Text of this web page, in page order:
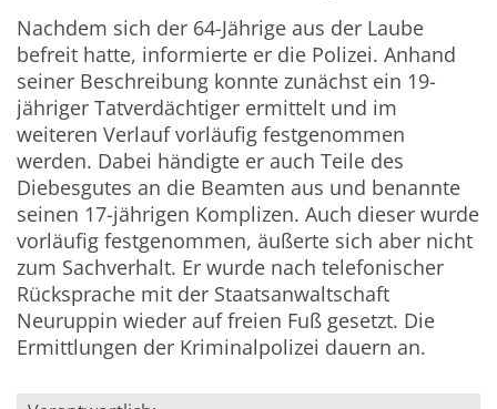
Nachdem sich der 64-Jährige aus der Laube
befreit hatte, informierte er die Polizei. Anhand
seiner Beschreibung konnte zunächst ein 19-
jähriger Tatverdächtiger ermittelt und im
weiteren Verlauf vorläufig festgenommen
werden. Dabei händigte er auch Teile des
Diebesgutes an die Beamten aus und benannte
seinen 17-jährigen Komplizen. Auch dieser wurde
vorläufig festgenommen, äußerte sich aber nicht
zum Sachverhalt. Er wurde nach telefonischer
Rücksprache mit der Staatsanwaltschaft
Neuruppin wieder auf freien Fuß gesetzt. Die
Ermittlungen der Kriminalpolizei dauern an.